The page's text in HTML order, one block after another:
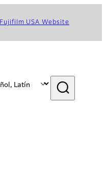
Fujifilm USA Website